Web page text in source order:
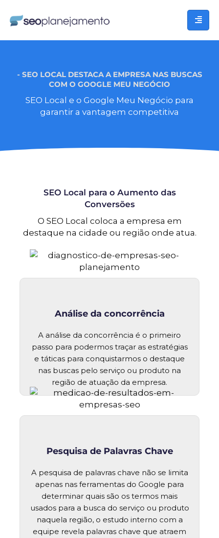
- SEO LOCAL DESTACA A EMPRESA NAS BUSCAS
COM O GOOGLE MEU NEGÓCIO
SEO Local e o Google Meu Negócio para
garantir a vantagem competitiva
SEO Local para o Aumento das
Conversões
O SEO Local coloca a empresa em
destaque na cidade ou região onde atua.
Análise da concorrência
A análise da concorrência é o primeiro
passo para podermos traçar as estratégias
e táticas para conquistarmos o destaque
nas buscas pelo serviço ou produto na
região de atuação da empresa.
Pesquisa de Palavras Chave
A pesquisa de palavras chave não se limita
apenas nas ferramentas do Google para
determinar quais são os termos mais
usados para a busca do serviço ou produto
naquela região, o estudo interno com a
equipe revela palavras chave que atraem